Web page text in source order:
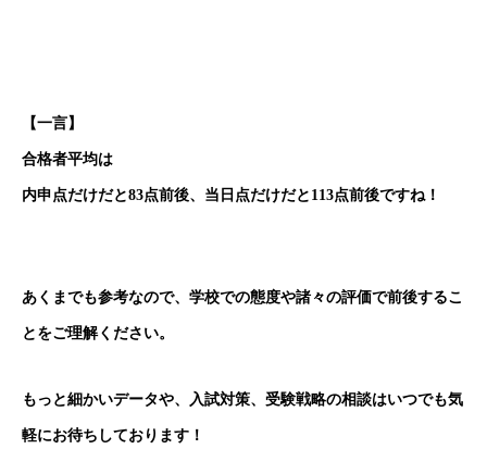
【一言】
合格者平均は
内申点だけだと83点前後、当日点だけだと113点前後ですね！
あくまでも参考なので、学校での態度や諸々の評価で前後するこ
とをご理解ください。
もっと細かいデータや、入試対策、受験戦略の相談はいつでも気
軽にお待ちしております！